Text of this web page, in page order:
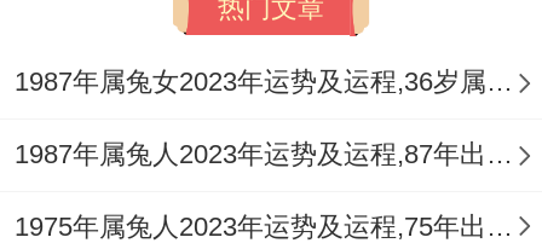
心、乐观的心态，面对生活中的各种压力同
挑战。
2025年兔年出生的人在生肖意义上并不会犯
热门文章
1987年属兔女2023年运势及运程,36岁属兔人2023全年每月运势女性如何
1987年属兔人2023年运势及运程,87年出生的36岁生肖兔2023年本命年每月运势详解
1975年属兔人2023年运势及运程,75年出生的48岁生肖兔2023年本命年每月运势详解